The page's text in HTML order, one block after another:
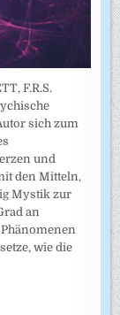
F.R.S.
sich zum
und
den Mitteln,
Mystik zur
an
wie die